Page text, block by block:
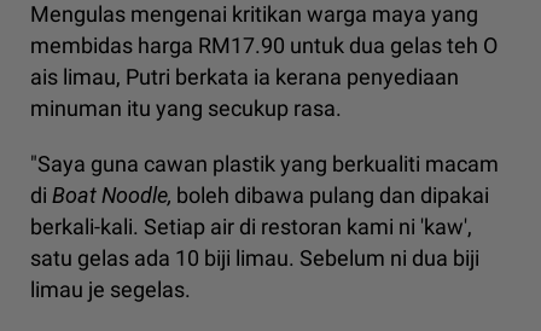
Mengulas mengenai kritikan warga maya yang
membidas harga RM17.90 untuk dua gelas teh O
ais limau, Putri berkata ia kerana penyediaan
minuman itu yang secukup rasa.
"Saya guna cawan plastik yang berkualiti macam
di Boat Noodle, boleh dibawa pulang dan dipakai
berkali-kali. Setiap air di restoran kami ni 'kaw',
satu gelas ada 10 biji limau. Sebelum ni dua biji
limau je segelas.